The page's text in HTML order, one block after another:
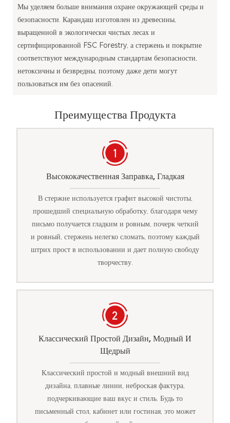
Мы уделяем больше внимания охране окружающей среды и
безопасности. Карандаш изготовлен из древесины,
выращенной в экологически чистых лесах и
сертифицированной FSC Forestry, а стержень и покрытие
соответствуют международным стандартам безопасности,
нетоксичны и безвредны, поэтому даже дети могут
пользоваться им без опасений.
Преимущества Продукта
Высококачественная Заправка, Гладкая
В стержне используется графит высокой чистоты,
прошедший специальную обработку, благодаря чему
письмо получается гладким и ровным, почерк четкий
и ровный, стержень нелегко сломать, поэтому каждый
штрих прост в использовании и дает полную свободу
творчеству.
Классический Простой Дизайн, Модный И
Щедрый
Классический простой и модный внешний вид
дизайна, плавные линии, неброская фактура,
подчеркивающие ваш вкус и стиль. Будь то
письменный стол, кабинет или гостиная, это может